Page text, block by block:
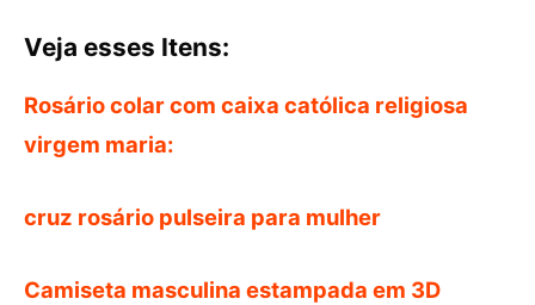
Veja esses Itens:
Rosário colar com caixa católica religiosa
virgem maria:
cruz rosário pulseira para mulher
Camiseta masculina estampada em 3D